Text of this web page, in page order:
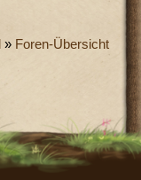
» Foren-Übersicht